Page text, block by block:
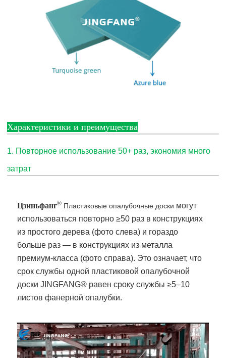
Характеристики и преимущества
1. Повторное использование 50+ раз, экономия много
затрат
Цзиньфанг® Пластиковые опалубочные доски могут
использоваться повторно ≥50 раз в конструкциях
из простого дерева (фото слева) и гораздо
больше раз — в конструкциях из металла
премиум-класса (фото справа). Это означает, что
срок службы одной пластиковой опалубочной
доски JINGFANG® равен сроку службы ≥5–10
листов фанерной опалубки.